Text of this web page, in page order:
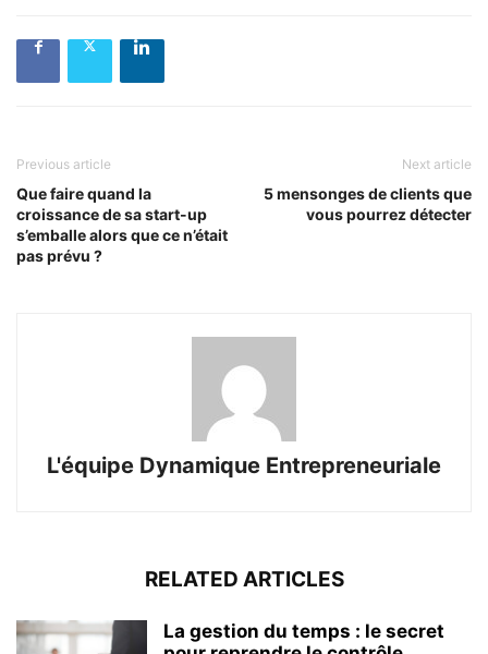
Previous article
Que faire quand la
croissance de sa start-up
s’emballe alors que ce n’était
pas prévu ?
Next article
5 mensonges de clients que
vous pourrez détecter
L'équipe Dynamique Entrepreneuriale
RELATED ARTICLES
La gestion du temps : le secret